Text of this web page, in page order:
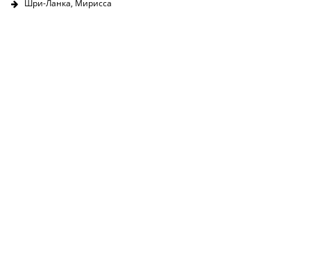
Шри-Ланка, Мирисса